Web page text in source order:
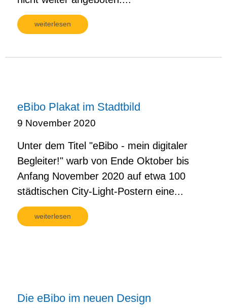
weiterlesen
eBibo Plakat im Stadtbild
9 November 2020
Unter dem Titel "eBibo - mein digitaler
Begleiter!" warb von Ende Oktober bis
Anfang November 2020 auf etwa 100
städtischen City-Light-Postern eine...
weiterlesen
Die eBibo im neuen Design